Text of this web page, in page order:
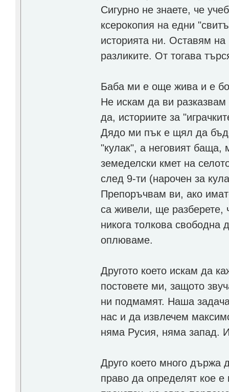
Сигурно не знаете, че
ксерокопия на едни
историята ни. Оставям на
разликите. От тогава
Баба ми е още жива и е
Не искам да ви
да, историите за
Дядо ми пък е щял да
"кулак", а неговият
земеделски кмет на
след 9-ти (нарочен за
Препоръчвам ви, ако
са живели, ще разберете,
никога толкова свободна
оплюваме.
Другото което искам да
постовете ми, защото
ни подмамят. Наша
нас и да извлечем
няма Русия, няма запад.
Друго което много държа
право да определят кое